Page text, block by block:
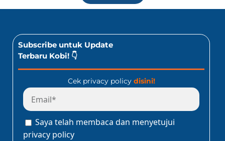
Subscribe untuk Update
Terbaru Kobi! 👇
Cek privacy policy disini!
Saya telah membaca dan menyetujui
privacy policy